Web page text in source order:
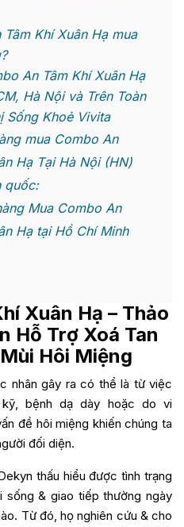
Khí Xuân Hạ mua
An Tâm Khí Xuân Hạ
Hà Nội và Trên Toàn
Sống Khoẻ Vivita
mua Combo An
Hạ Tại Hà Nội (HN)
quốc:
Mua Combo An
Hạ tại Hồ Chí Minh
Xuân Hạ – Thảo
Hỗ Trợ Xoá Tan
Hôi Miệng
nhân gây ra có thể là từ việc
bệnh dạ dày hoặc do vi
đề hôi miệng khiến chúng ta
đối diện.
thấu hiểu được tình trạng
sống & giao tiếp thường ngày
Từ đó, họ nghiên cứu & cho